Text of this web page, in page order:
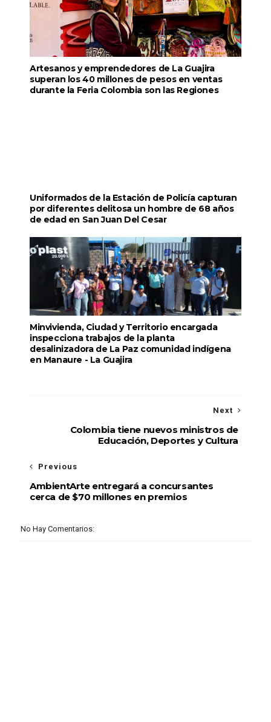
Artesanos y emprendedores de La Guajira
superan los 40 millones de pesos en ventas
durante la Feria Colombia son las Regiones
Uniformados de la Estación de Policía capturan
por diferentes delitosa un hombre de 68 años
de edad en San Juan Del Cesar
Minvivienda, Ciudad y Territorio encargada
inspecciona trabajos de la planta
desalinizadora de La Paz comunidad indígena
en Manaure - La Guajira
Next
Colombia tiene nuevos ministros de
Educación, Deportes y Cultura
Previous
AmbientArte entregará a concursantes
cerca de $70 millones en premios
No Hay Comentarios: